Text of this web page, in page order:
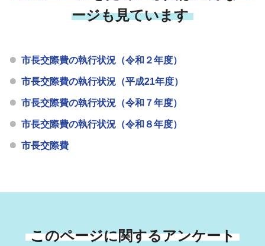
ージも見ています
市長交際費の執行状況（令和２年度）
市長交際費の執行状況（平成21年度）
市長交際費の執行状況（令和７年度）
市長交際費の執行状況（令和８年度）
市長交際費
このページに関するアンケート